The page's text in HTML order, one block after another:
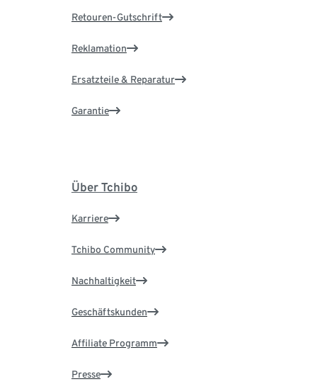
Retouren-Gutschrift
Reklamation
Ersatzteile & Reparatur
Garantie
Über Tchibo
Karriere
Tchibo Community
Nachhaltigkeit
Geschäftskunden
Affiliate Programm
Presse